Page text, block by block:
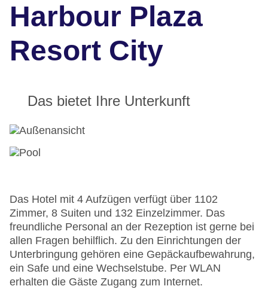
Harbour Plaza
Resort City
Das bietet Ihre Unterkunft
Das Hotel mit 4 Aufzügen verfügt über 1102
Zimmer, 8 Suiten und 132 Einzelzimmer. Das
freundliche Personal an der Rezeption ist gerne bei
allen Fragen behilflich. Zu den Einrichtungen der
Unterbringung gehören eine Gepäckaufbewahrung,
ein Safe und eine Wechselstube. Per WLAN
erhalten die Gäste Zugang zum Internet.